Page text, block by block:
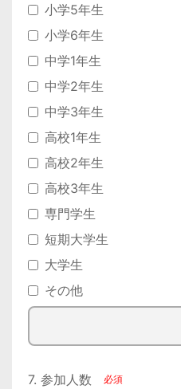
小学5年生
小学6年生
中学1年生
中学2年生
中学3年生
高校1年生
高校2年生
高校3年生
専門学生
短期大学生
大学生
その他
7. 参加人数